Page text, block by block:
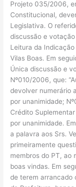
Projeto 035/2006,
Constitucional,
Legislativa. O
discussão e
Leitura da
Vilas Boas. Em
Única discussão e
Nº010/2006, que:
devolver numerário
por unanimidade;
Crédito
por unanimidade.
a palavra aos Srs.
primeiramente
membros do PT, ao
boas vindas. Em
de terem arrancado